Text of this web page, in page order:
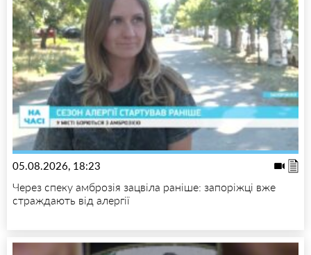
05.08.2026, 18:23
Через спеку амброзія зацвіла раніше: запоріжці вже
страждають від алергії